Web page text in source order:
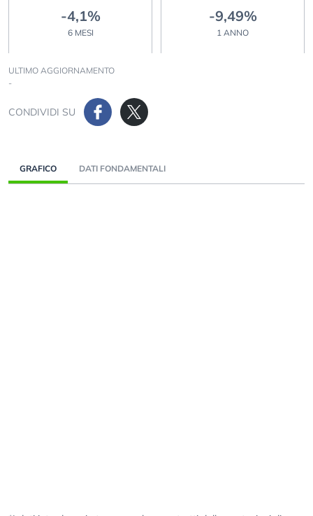
-4,1%
6 MESI
-9,49%
1 ANNO
ULTIMO AGGIORNAMENTO
-
CONDIVIDI SU
GRAFICO DATI FONDAMENTALI